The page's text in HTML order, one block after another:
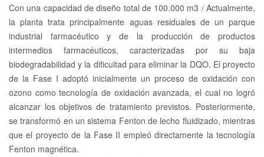
Con una capacidad de diseño total de 100.000 m3 /Actualmente,
la planta trata principalmente aguas residuales de un parque
industrial farmacéutico y de la producción de productos
intermedios farmacéuticos, caracterizadas por su baja
biodegradabilidad y la dificultad para eliminar la DQO. El proyecto
de la Fase I adoptó inicialmente un proceso de oxidación con
ozono como tecnología de oxidación avanzada, el cual no logró
alcanzar los objetivos de tratamiento previstos. Posteriormente,
se transformó en un sistema Fenton de lecho fluidizado, mientras
que el proyecto de la Fase II empleó directamente la tecnología
Fenton magnética.